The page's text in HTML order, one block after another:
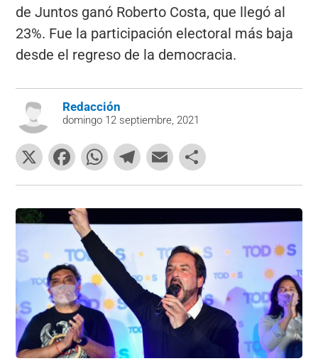
de Juntos ganó Roberto Costa, que llegó al
23%. Fue la participación electoral más baja
desde el regreso de la democracia.
Redacción
domingo 12 septiembre, 2021
X
F
a
c
e
b
o
o
k
W
h
at
s
A
p
p
T
el
e
gr
a
m
E
m
ai
l
o
m
p
ar
tir